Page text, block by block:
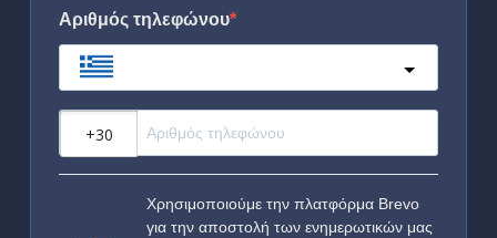
Αριθμός τηλεφώνου
Χρησιμοποιούμε την πλατφόρμα Brevo
για την αποστολή των ενημερωτικών μας